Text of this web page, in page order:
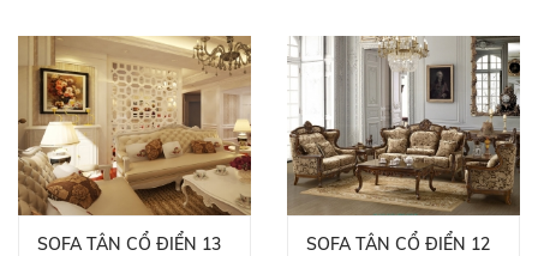
SOFA TÂN CỔ ĐIỂN 13 SOFA TÂN CỔ ĐIỂN 12